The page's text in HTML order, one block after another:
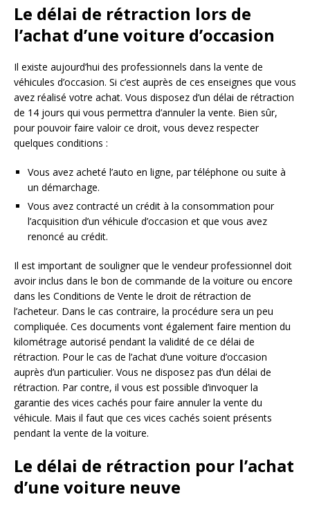
Le délai de rétraction lors de
l’achat d’une voiture d’occasion
Il existe aujourd’hui des professionnels dans la vente de
véhicules d’occasion. Si c’est auprès de ces enseignes que vous
avez réalisé votre achat. Vous disposez d’un délai de rétraction
de 14 jours qui vous permettra d’annuler la vente. Bien sûr,
pour pouvoir faire valoir ce droit, vous devez respecter
quelques conditions :
Vous avez acheté l’auto en ligne, par téléphone ou suite à
un démarchage.
Vous avez contracté un crédit à la consommation pour
l’acquisition d’un véhicule d’occasion et que vous avez
renoncé au crédit.
Il est important de souligner que le vendeur professionnel doit
avoir inclus dans le bon de commande de la voiture ou encore
dans les Conditions de Vente le droit de rétraction de
l’acheteur. Dans le cas contraire, la procédure sera un peu
compliquée. Ces documents vont également faire mention du
kilométrage autorisé pendant la validité de ce délai de
rétraction. Pour le cas de l’achat d’une voiture d’occasion
auprès d’un particulier. Vous ne disposez pas d’un délai de
rétraction. Par contre, il vous est possible d’invoquer la
garantie des vices cachés pour faire annuler la vente du
véhicule. Mais il faut que ces vices cachés soient présents
pendant la vente de la voiture.
Le délai de rétraction pour l’achat
d’une voiture neuve